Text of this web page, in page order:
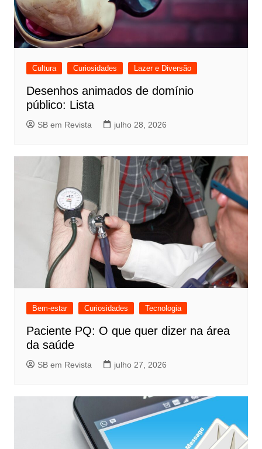
Cultura Curiosidades Lazer e Diversão
Desenhos animados de domínio
público: Lista
SB em Revista julho 28, 2026
Bem-estar Curiosidades Tecnologia
Paciente PQ: O que quer dizer na área
da saúde
SB em Revista julho 27, 2026